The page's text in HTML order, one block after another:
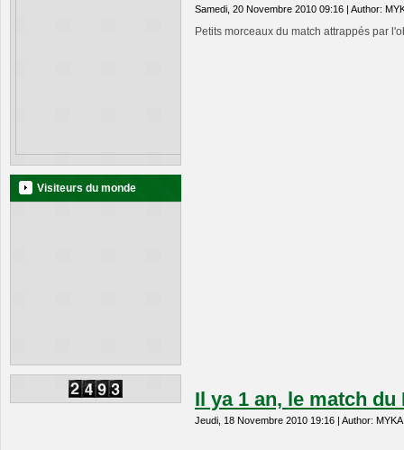
Visiteurs du monde
Samedi, 20 Novembre 2010 09:16 | Author:
Petits morceaux du match attrappés par
Il ya 1 an, le match du
Jeudi, 18 Novembre 2010 19:16 | Author: